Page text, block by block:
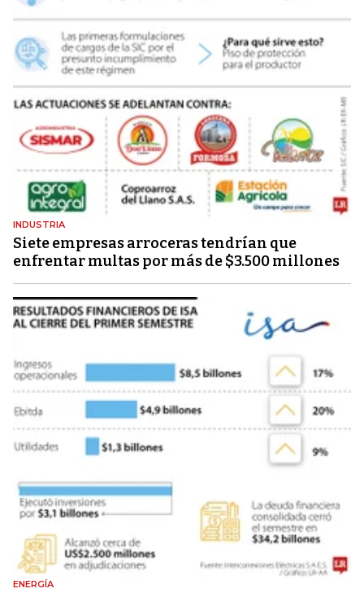
INDUSTRIA
Siete empresas arroceras tendrían que
enfrentar multas por más de $3.500 millones
ENERGÍA